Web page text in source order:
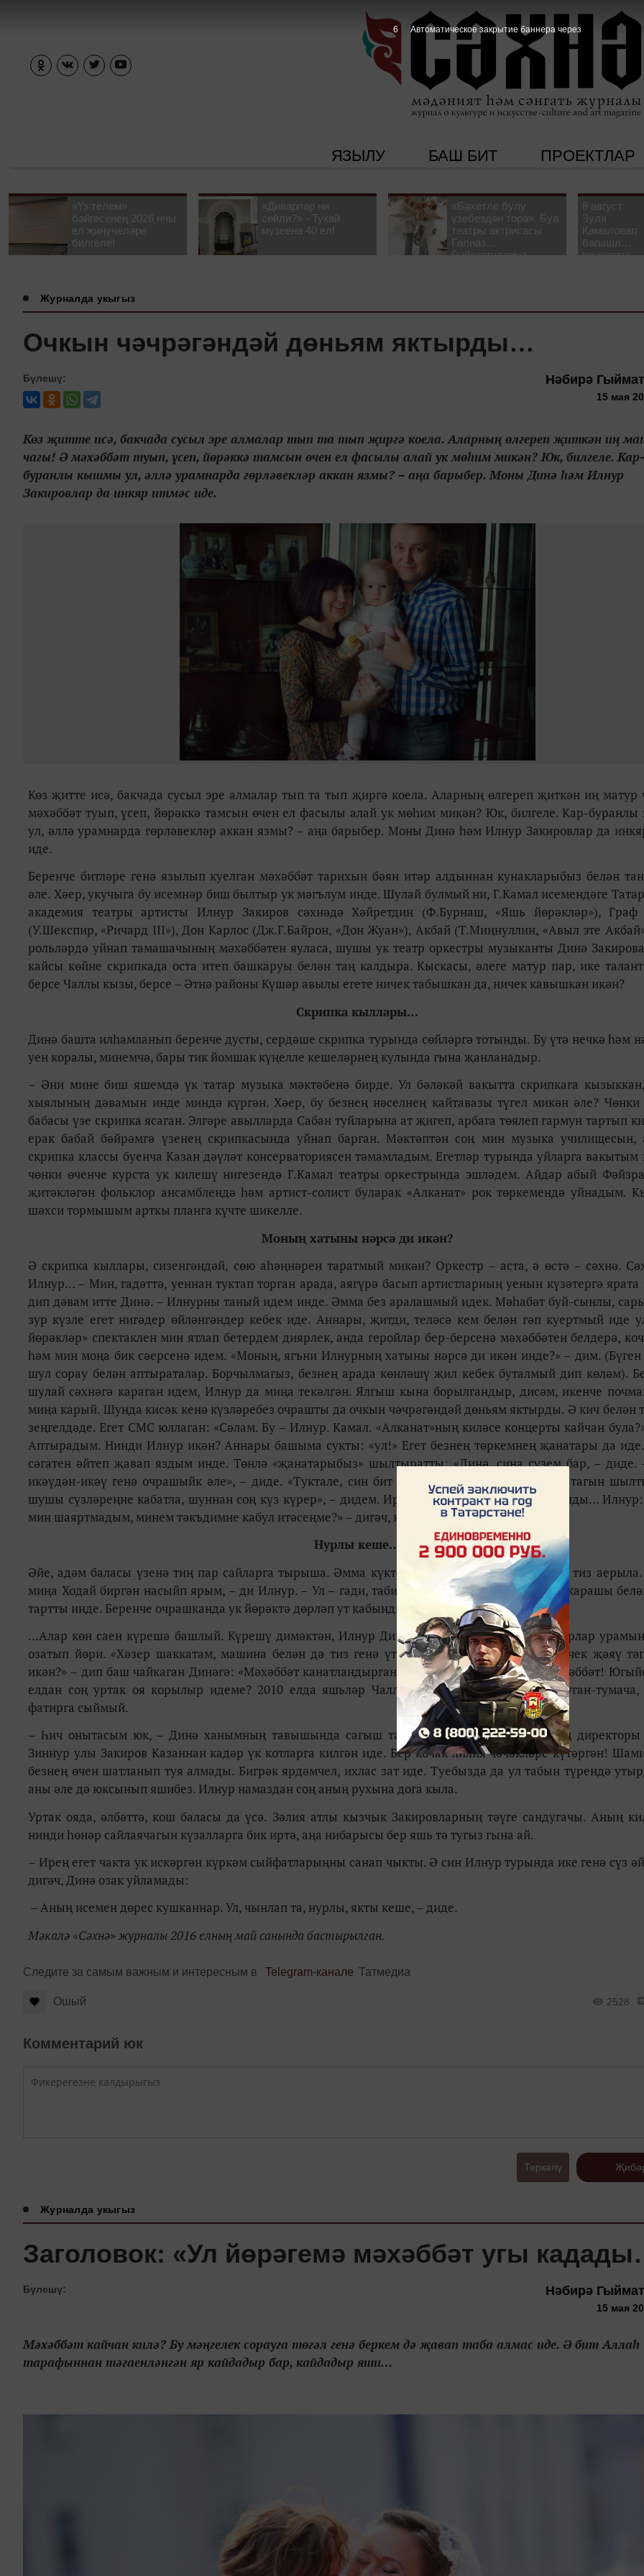
ЯЗЫЛУ БАШ БИТ ПРОЕКТЛАР
«Үз телем»
бәйгесенең 2026 нчы
ел җиңүчеләре
билгеле!
«Диварлар ни
сөйли?» - Тукай
музеена 40 ел!
«Бәхетле булу
үзебездән тора». Буа
театры актрисасы
Гөлназ
Гыйззәтуллина-
8 август
Зуля
Камаловага
багышлау
концерты
Журналда укыгыз
Очкын чәчрәгәндәй дөньям яктырды…
Бүлешү: Нәбирә
15 мая
Көз җитте исә, бакчада сусыл эре алмалар тып та тып җиргә коела. Аларның өлгереп җиткән иң
чагы! Ә мәхәббәт туып, үсеп, йөрәккә тамсын өчен ел фасылы алай ук мөһим микән? Юк, билгеле. Кар-
буранлы кышмы ул, әллә урамнарда гөрләвекләр аккан язмы? – аңа барыбер. Моны Динә һәм Илнур
Закировлар да инкяр итмәс иде.
Көз җитте исә, бакчада сусыл эре алмалар тып та тып җиргә коела. Аларның өлгереп җиткән иң матур
мәхәббәт туып, үсеп, йөрәккә тамсын өчен ел фасылы алай ук мөһим микән? Юк, билгеле. Кар-
ул, әллә урамнарда гөрләвекләр аккан язмы? – аңа барыбер. Моны Динә һәм Илнур Закировлар да
иде.
Беренче битләре генә язылып куелган мәхәббәт тарихын бәян итәр алдыннан кунакларыбыз белән
әле. Хәер, укучыга бу исемнәр биш былтыр ук мәгълум инде. Шулай булмый ни, Г.Камал исемендәге
академия театры артисты Илнур Закиров сәхнәдә Хәйретдин (Ф.Бурнаш, «Яшь йөрәкләр»), Граф
(У.Шекспир, «Ричард III»), Дон Карлос (Дж.Г.Байрон, «Дон Жуан»), Акбай (Т.Миңнуллин, «Авыл эте
рольләрдә уйнап тамашачының мәхәббәтен яуласа, шушы ук театр оркестры музыканты Динә Закирова
кайсы көйне скрипкада оста итеп башкаруы белән таң калдыра. Кыскасы, әлеге матур пар, ике
берсе Чаллы кызы, берсе – Әтнә районы Күшәр авылы егете ничек табышкан да, ничек кавышкан икән?
Скрипка кыллары…
Динә башта илһамланып беренче дусты, сердәше скрипка турында сөйләргә тотынды. Бу үтә нечкә һәм
уен коралы, минемчә, бары тик йомшак күңелле кешеләрнең кулында гына җанланадыр.
– Әни мине биш яшемдә үк татар музыка мәктәбенә бирде. Ул бәләкәй вакытта скрипкага
хыялының дәвамын инде миндә күргән. Хәер, бу безнең нәселнең кайтавазы түгел микән әле? Чөнки
бабасы үзе скрипка ясаган. Элгәре авылларда Сабан туйларына ат җигеп, арбага төялеп гармун тартып
ерак бабай бәйрәмгә үзенең скрипкасында уйнап барган. Мәктәптән соң мин музыка училищесын,
скрипка классы буенча Казан дәүләт консерваториясен тәмамладым. Егетләр турында уйларга
чөнки өченче курста ук килешү нигезендә Г.Камал театры оркестрында эшләдем. Айдар абый
җитәкләгән фольклор ансамблендә һәм артист-солист буларак «Алканат» рок төркемендә уйнадым.
шәхси тормышым арткы планга күчте шикелле.
Моның хатыны нәрсә ди икән?
Ә скрипка кыллары, сизенгәндәй, сөю аһәңнәрен таратмый микән? Оркестр – аста, ә өстә – сәхнә.
Илнур… – Мин, гадәттә, уеннан туктап торган арада, аягүрә басып артистларның уенын күзәтергә
дип дәвам итте Динә. – Илнурны таный идем инде. Әмма без аралашмый идек. Мәһабәт буй-сынлы,
зур күзле егет нигәдер өйләнгәндер кебек иде. Аннары, җитди, теләсә кем белән гәп куертмый иде
йөрәкләр» спектаклен мин ятлап бетердем диярлек, анда геройлар бер-берсенә мәхәббәтен белдерә,
һәм мин моңа бик сәерсенә идем. «Моның, ягъни Илнурның хатыны нәрсә ди икән инде?» – дим. (Бүген
шул сорау белән аптыраталар. Борчылмагыз, безнең арада көнләшү җил кебек буталмый дип көләм).
шулай сәхнәгә караган идем, Илнур да миңа текәлгән. Ялгыш кына борылгандыр, дисәм, икенче
миңа карый. Шунда кисәк кенә күзләребез очрашты да очкын чәчрәгәндәй дөньям яктырды. Ә кич белән
зеңгелдәде. Егет СМС юллаган: «Сәлам. Бу – Илнур. Камал. «Алканат»ның киләсе концерты кайчан
Аптырадым. Нинди Илнур икән? Аннары башыма сукты: «ул!» Егет безнең төркемнең җанатары да
сәгатен әйтеп җавап яздым инде. Төнлә «җанатарыбыз» шылтыратты: «Динә, сиңа сүзем бар, – диде.
икәүдән-икәү генә очрашыйк әле», – диде. «Туктале, син бит мине белмисең! Менә иртән тагын
шушы сүзләреңне кабатла, шуннан соң күз күрер», – дидем. Иртән телефон тагын «аваз» салды…
мин шаяртмадым, минем тәкъдимне кабул итәсеңме?» – дигәч, кире какмадым.
Нурлы кеше…
Әйе, адәм баласы үзенә тиң пар сайларга тырыша. Әмма күктә никах укылмаса, юллар бик тиз
миңа Ходай биргән насыйп ярым, – ди Илнур. – Ул – гади, табигый, чибәр, уңган. Серле күз карашы
тартты инде. Беренче очрашканда ук йөрәктә дөрләп ут кабынды һәм бүтән сүнмәде.
…Алар көн саен күрешә башлый. Күрешү димәктән, Илнур Динәне шәһәр үзәгеннән Пионерлар
озатып йөри. «Хәзер шаккатам, машина белән дә тиз генә үтмәслек чакрымнарны без ничек җәяү
икән?» – дип баш чайкаган Динәгә: «Мәхәббәт канатландырган», – диясе килә. Бары тик мәхәббәт!
елдан соң уртак оя корылыр идеме? 2010 елда яшьләр Чаллыда никах мәҗлесе җыя. Туган-
фатирга сыймый.
– Һич онытасым юк, – Динә ханымның тавышында сагыш та шәйләнде. – Театрыбызның
Зиннур улы Закиров Казаннан кадәр үк котларга килгән иде. Бер кочак лилия чәчәкләре күтәргән!
безнең өчен шатланып туя алмады. Бигрәк ярдәмчел, ихлас зат иде. Туебызда да ул табын түрендә
аны әле дә юксынып яшибез. Илнур намаздан соң аның рухына дога кыла.
Уртак ояда, әлбәттә, кош баласы да үсә. Зәлия атлы кызчык Закировларның тәүге сандугачы. Аның
нинди һөнәр сайлаячагын күзалларга бик иртә, аңа нибарысы бер яшь тә тугыз гына ай.
– Ирең егет чакта ук искәргән күркәм сыйфатларыңны санап чыкты. Ә син Илнур турында ике генә сүз
дигәч, Динә озак уйламады:
– Аның исемен дөрес кушканнар. Ул, чынлап та, нурлы, якты кеше, – диде.
Мәкалә «Сәхнә» журналы 2016 елның май санында бастырылган.
Следите за самым важным и интересным в Telegram-канале Татмедиа
Ошый 2528
Комментарий юк
Теркәлү
Журналда укыгыз
Заголовок: «Ул йөрәгемә мәхәббәт угы
Бүлешү: Нәбирә
15 мая
Мәхәббәт кайчан килә? Бу мәңгелек сорауга төгәл генә беркем дә җавап таба алмас иде. Ә бит Аллаһ
тарафыннан тәгаенләнгән яр кайдадыр бар, кайдадыр яши…
5 Автоматическое закрытие баннера через